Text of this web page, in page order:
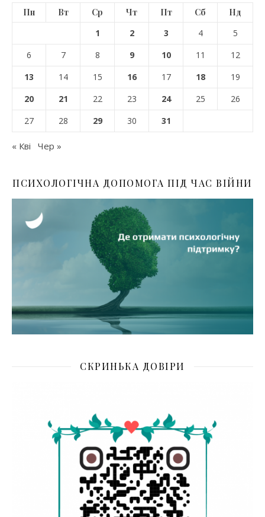
Пн Вт Ср Чт Пт Сб
Нд
1
2 3 4
5
6
7 8 9 10 11
12
13
14 15 16 17 18
19
20
21 22 23 24 25
26
27
28 29 30 31
« Кві Чер »
ПСИХОЛОГІЧНА ДОПОМОГА ПІД ЧАС ВІЙНИ
СКРИНЬКА ДОВІРИ